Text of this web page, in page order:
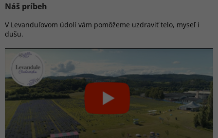
Náš príbeh
V Levanduľovom údolí vám pomôžeme uzdraviť telo, myseľ i
dušu.